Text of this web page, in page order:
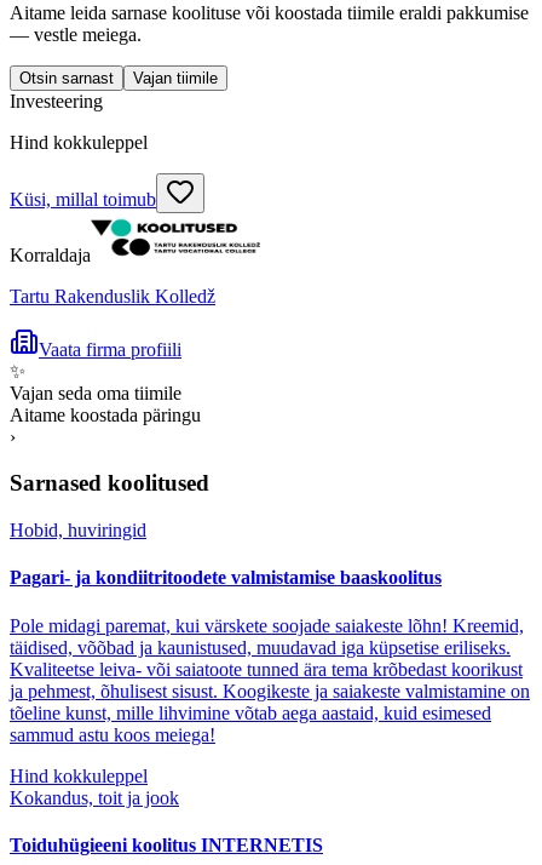
Aitame leida sarnase koolituse või koostada tiimile eraldi pakkumise
— vestle meiega.
Otsin sarnast Vajan tiimile
Investeering
Hind kokkuleppel
Küsi, millal toimub
Korraldaja
Tartu Rakenduslik Kolledž
Vaata firma profiili
✨
Vajan seda oma tiimile
Aitame koostada päringu
›
Sarnased koolitused
Hobid, huviringid
Pagari- ja kondiitritoodete valmistamise baaskoolitus
Pole midagi paremat, kui värskete soojade saiakeste lõhn! Kreemid,
täidised, võõbad ja kaunistused, muudavad iga küpsetise eriliseks.
Kvaliteetse leiva- või saiatoote tunned ära tema krõbedast koorikust
ja pehmest, õhulisest sisust. Koogikeste ja saiakeste valmistamine on
tõeline kunst, mille lihvimine võtab aega aastaid, kuid esimesed
sammud astu koos meiega!
Hind kokkuleppel
Kokandus, toit ja jook
Toiduhügieeni koolitus INTERNETIS